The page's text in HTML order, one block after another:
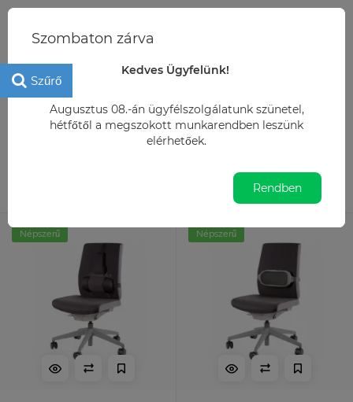
Szűrő
Irodaszer Technológiai kiegészítők Háttámaszok és ülőpárnák
Háttámaszok és ülőpárnák
Népszerű Népszerű
Szombaton zárva
Kedves Ügyfelünk!
Augusztus 08.-án ügyfélszolgálatunk szünetel,
hétfőtől a megszokott munkarendben leszünk
elérhetőek.
Rendben